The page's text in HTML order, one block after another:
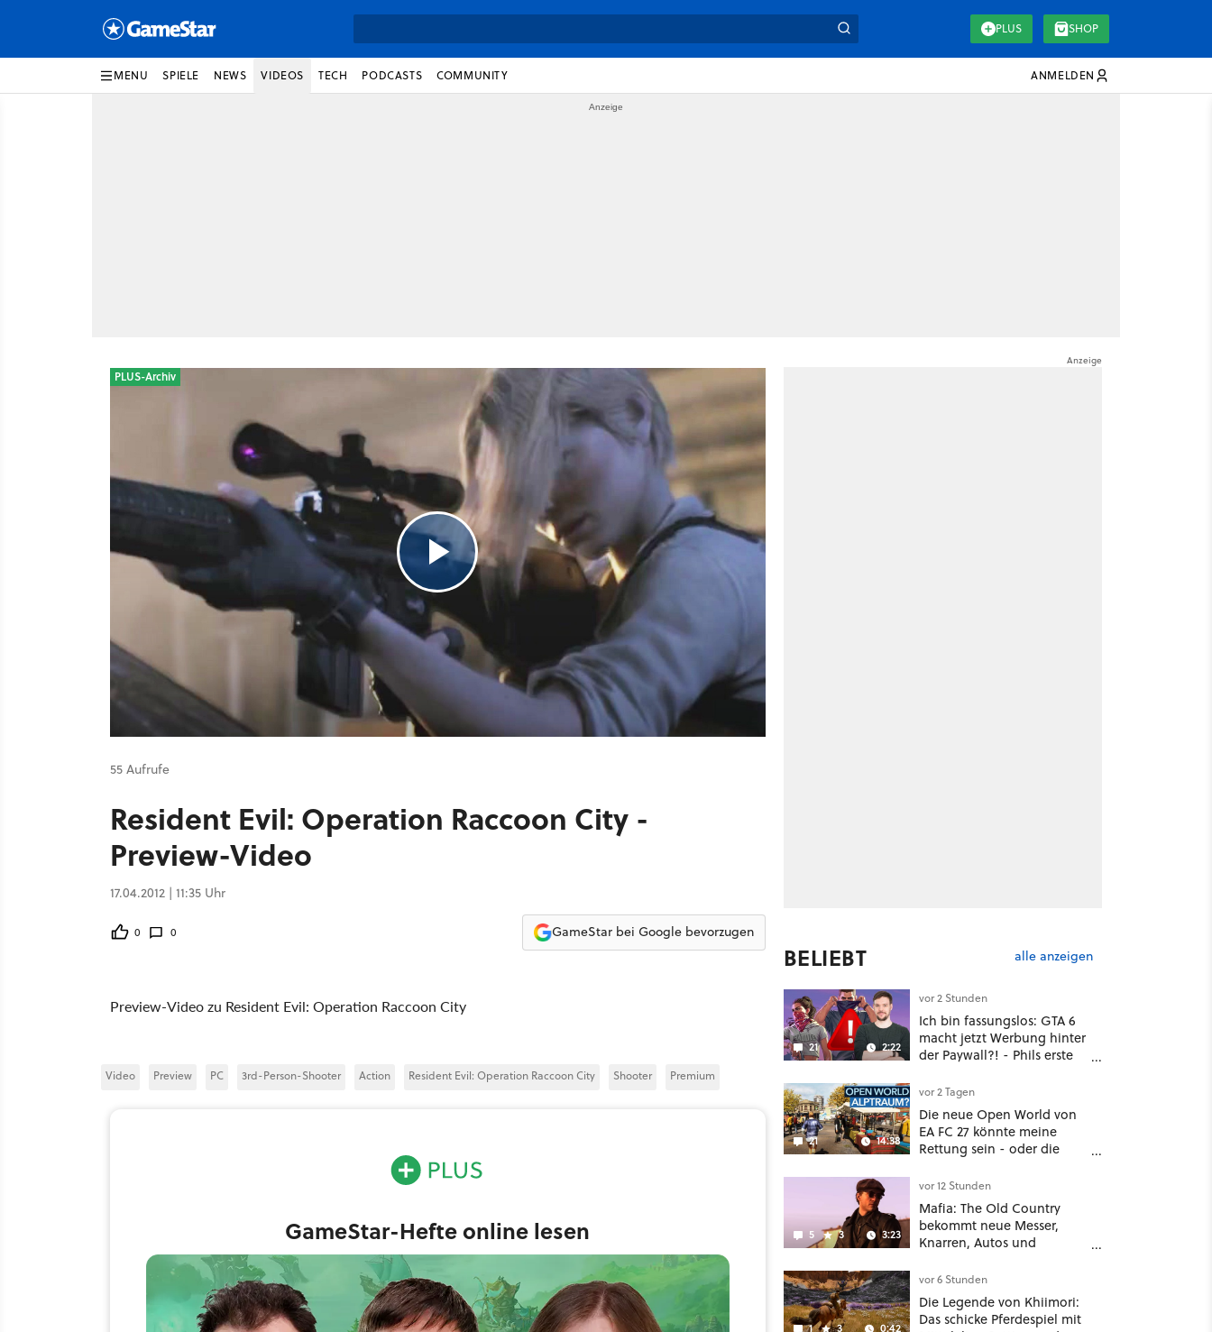
PLUS SHOP
MENU SPIELE NEWS VIDEOS TECH PODCASTS COMMUNITY ANMELDEN
PLUS-Archiv
55 Aufrufe
Resident Evil: Operation Raccoon City -
Preview-Video
17.04.2012 | 11:35 Uhr
0 0 GameStar bei Google bevorzugen
Preview-Video zu Resident Evil: Operation Raccoon City
Video Preview PC 3rd-Person-Shooter Action Resident Evil: Operation Raccoon City Shooter Premium
GameStar-Hefte online lesen
BELIEBT alle anzeigen
21 2:22
vor 2 Stunden
Ich bin fassungslos: GTA 6
macht jetzt Werbung hinter
der Paywall?! - Phils erste
Deal
21 14:38
vor 2 Tagen
Die neue Open World von
EA FC 27 könnte meine
Rettung sein - oder die
5 3 3:23
vor 12 Stunden
Mafia: The Old Country
bekommt neue Messer,
Knarren, Autos und
hat mehr dabei als nur
Story
1 3 0:42
vor 6 Stunden
Die Legende von Khiimori:
Das schicke Pferdespiel mit